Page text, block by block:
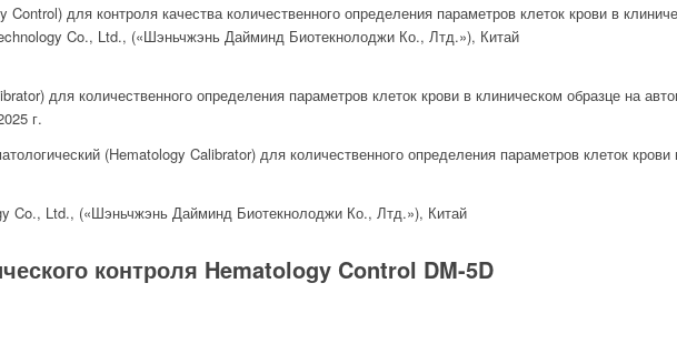
Control) для контроля качества количественного определения параметров клеток крови в
Co., Ltd., («Шэньчжэнь Дайминд Биотекнолоджи Ко., Лтд.»), Китай
для количественного определения параметров клеток крови в клиническом образце на
г.
(Hematology Calibrator) для количественного определения параметров клеток
Co., Ltd., («Шэньчжэнь Дайминд Биотекнолоджи Ко., Лтд.»), Китай
контроля Hematology Control DM-5D